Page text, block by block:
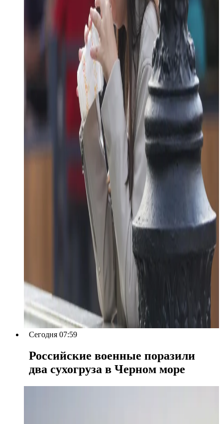
Сегодня 07:59
Российские военные поразили
два сухогруза в Черном море